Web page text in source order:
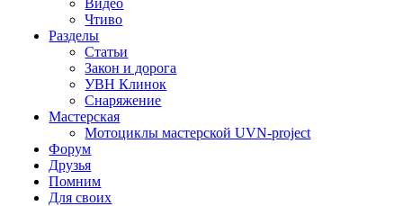
Чтиво
Разделы
Статьи
Закон и дорога
УВН Клинок
Снаряжение
Мастерская
Мотоциклы мастерской UVN-project
Форум
Друзья
Помним
Для своих